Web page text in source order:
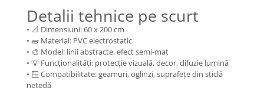
Detalii tehnice pe scurt
• 📐 Dimensiuni: 60 x 200 cm
• 🧱 Material: PVC electrostatic
• 🎨 Model: linii abstracte, efect semi-mat
• 💡 Funcționalități: protecție vizuală, decor, difuzie lumină
• 🪟 Compatibilitate: geamuri, oglinzi, suprafețe din sticlă
netedă